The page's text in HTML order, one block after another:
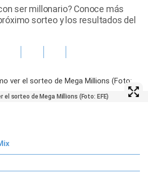
ser millonario? Conoce más
sorteo y los resultados del
el sorteo de Mega Millions (Foto: EFE)